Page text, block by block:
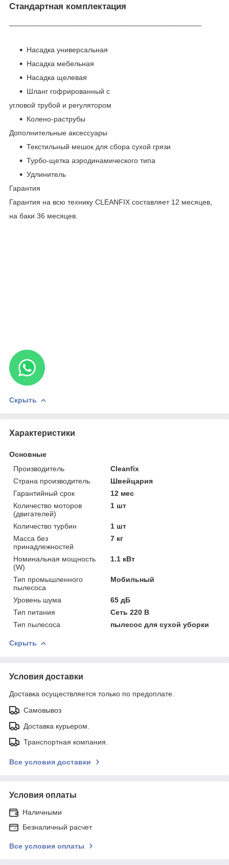
Стандартная комплектация
Насадка универсальная
Насадка мебельная
Насадка щелевая
Шланг гофрированный с
угловой трубой и регулятором
Колено-раструбы
Дополнительные аксессуары
Текстильный мешок для сбора сухой грязи
Турбо-щетка аэродинамического типа
Удлинитель
Гарантия
Гарантия на всю технику CLEANFIX составляет 12 месяцев,
на баки 36 месяцев.
Скрыть
Характеристики
Основные
Производитель
Cleanfix
Страна производитель
Швейцария
Гарантийный срок
12 мес
Количество моторов
(двигателей)
1 шт
Количество турбин
1 шт
Масса без
принадлежностей
7 кг
Номинальная мощность
(W)
1.1 кВт
Тип промышленного
пылесоса
Мобильный
Уровень шума
65 дБ
Тип питания
Сеть 220 В
Тип пылесоса
пылесос для сухой уборки
Скрыть
Условия доставки
Доставка осуществляется только по предоплате.
Самовывоз
Доставка курьером.
Транспортная компания.
Все условия доставки
Условия оплаты
Наличными
Безналичный расчет
Все условия оплаты